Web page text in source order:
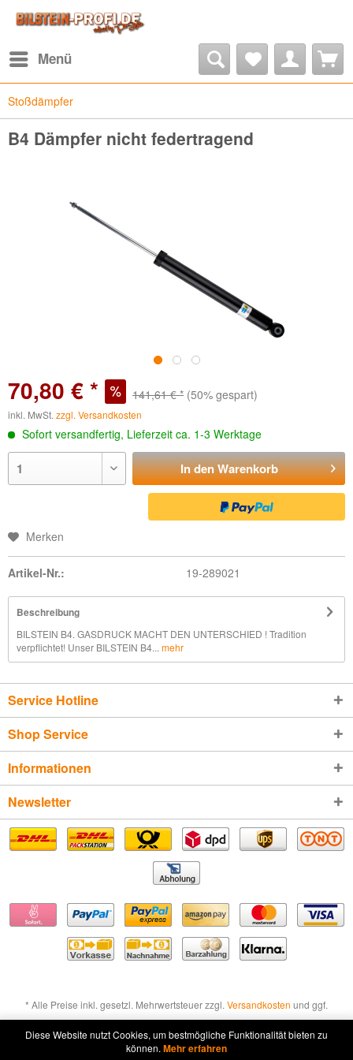
Menü
Stoßdämpfer
B4 Dämpfer nicht federtragend
70,80 € * 141,61 € * (50% gespart)
inkl. MwSt. zzgl. Versandkosten
Sofort versandfertig, Lieferzeit ca. 1-3 Werktage
In denWarenkorb
Merken
Artikel-Nr.: 19-289021
Beschreibung
BILSTEIN B4. GASDRUCK MACHT DEN UNTERSCHIED ! Tradition
verpflichtet! Unser BILSTEIN B4... mehr
Service Hotline
Shop Service
Informationen
Newsletter
* Alle Preise inkl. gesetzl. Mehrwertsteuer zzgl. Versandkosten und ggf.
Nachnahmegebühren, wenn nicht anders beschrieben
Widerruf erklären
Diese Website nutzt Cookies, um bestmögliche Funktionalität bieten zu
können. Mehr erfahren